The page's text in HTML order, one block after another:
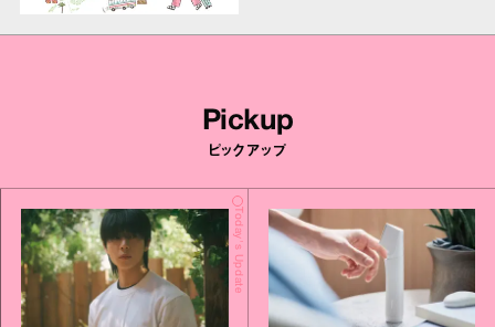
Pickup
ピックアップ
Today's Update